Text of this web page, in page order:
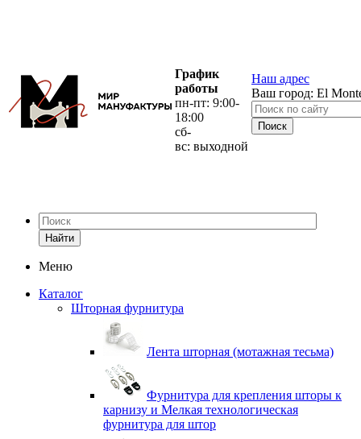
График
работы
пн-пт: 9:00-
18:00
сб-
вс: выходной
Наш адрес
Ваш город: El
Найти
Меню
Каталог
Шторная фурнитура
Лента шторная (мотажная тесьма)
Фурнитура для крепления шторы к
карнизу и Мелкая технологическая
фурнитура для штор